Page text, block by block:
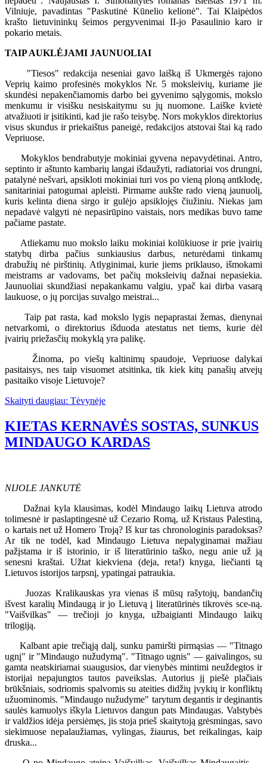
Vilniuje, pavadintas "Paskutinė Kūnelio kelionė". Tai Klaipėdos
krašto lietuvininkų šeimos pergyvenimai II-jo Pasaulinio karo ir
pokario metais.
TAIP AUKLĖJAMI JAUNUOLIAI
"Tiesos" redakcija neseniai gavo laišką iš Ukmergės rajono
Veprių kaimo profesinės mokyklos Nr. 5 moksleivių, kuriame jie
skundėsi nepakenčiamomis darbo bei gyvenimo sąlygomis, mokslo
menkumu ir visišku nesiskaitymu su jų nuomone. Laiške kvietė
atvažiuoti ir įsitikinti, kad jie rašo teisybę. Nors mokyklos direktorius
visus skundus ir priekaištus paneigė, redakcijos atstovai štai ką rado
Vepriuose.
Mokyklos bendrabutyje mokiniai gyvena nepavydėtinai. Antro,
septinto ir aštunto kambarių langai išdaužyti, radiatoriai vos drungni,
patalynė nešvari, apsikloti mokiniai turi vos po vieną ploną antklodę,
sanitariniai patogumai apleisti. Pirmame aukšte rado vieną jaunuolį,
kuris kelinta diena sirgo ir gulėjo apsiklojęs čiužiniu. Niekas jam
nepadavė valgyti nė nepasirūpino vaistais, nors medikas buvo tame
pačiame pastate.
Atliekamu nuo mokslo laiku mokiniai kolūkiuose ir prie įvairių
statybų dirba pačius sunkiausius darbus, neturėdami tinkamų
drabužių nė pirštinių. Atlyginimai, kurie jiems priklauso, išmokami
meistrams ar vadovams, bet pačių moksleivių dažnai nepasiekia.
Jaunuoliai skundžiasi nepakankamu valgiu, ypač kai dirba vasarą
laukuose, o jų porcijas suvalgo meistrai...
Taip pat rasta, kad mokslo lygis nepaprastai žemas, dienynai
netvarkomi, o direktorius išduoda atestatus net tiems, kurie dėl
įvairių priežasčių mokyklą yra palikę.
Žinoma, po viešų kaltinimų spaudoje, Vepriuose dalykai
pasitaisys, nes taip visuomet atsitinka, tik kiek kitų panašių atvejų
pasitaiko visoje Lietuvoje?
Skaityti daugiau: Tėvynėje
KIETAS KERNAVĖS SOSTAS, SUNKUS
MINDAUGO KARDAS
NIJOLE JANKUTĖ
Dažnai kyla klausimas, kodėl Mindaugo laikų Lietuva atrodo
tolimesnė ir paslaptingesnė už Cezario Romą, už Kristaus Palestiną,
o kartais net už Homero Troją? Iš kur tas chronologinis paradoksas?
Ar tik ne todėl, kad Mindaugo Lietuva nepalyginamai mažiau
pažįstama ir iš istorinio, ir iš literatūrinio taško, negu anie už ją
senesni kraštai. Užtat kiekviena (deja, reta!) knyga, liečianti tą
Lietuvos istorijos tarpsnį, ypatingai patraukia.
Juozas Kralikauskas yra vienas iš mūsų rašytojų, bandančių
išvest karalių Mindaugą ir jo Lietuvą į literatūrinės tikrovės sce-ną.
"Vaišvilkas" — trečioji jo knyga, užbaigianti Mindaugo laikų
trilogiją.
Kalbant apie trečiąją dalį, sunku pamiršti pirmąsias — "Titnago
ugnį" ir "Mindaugo nužudymą". "Titnago ugnis" — gaivalingos, su
gamta neatskiriamai suaugusios, dar vienybės mintimi neuždegtos ir
istorijai nepajungtos tautos paveikslas. Autorius jį piešė plačiais
brūkšniais, sodriomis spalvomis su ateities didžių įvykių ir konfliktų
užuominomis. "Mindaugo nužudyme" tarytum degantis ir deginantis
saulės kamuolys iškyla Lietuvos dangun pats Mindaugas. Valstybės
ir valdžios idėja persiėmęs, jis stoja prieš skaitytoją grėsmingas, savo
siekimuose nepalaužiamas, vylingas, žiaurus, bet reikalingas, kaip
druska...